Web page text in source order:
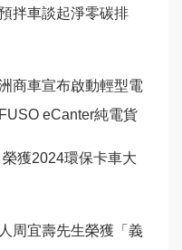
拌車談起淨零碳排
商車宣布啟動輕型電
eCanter純電貨
獲2024環保卡車大
周宜壽先生榮獲「義